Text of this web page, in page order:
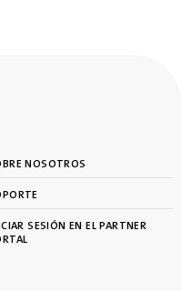
NOSOTROS
SESIÓN EN EL PARTNER